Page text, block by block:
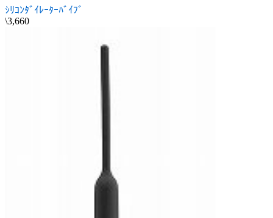
ｼﾘｺﾝﾀﾞｲﾚｰﾀｰﾊﾞｲﾌﾞ
\3,660